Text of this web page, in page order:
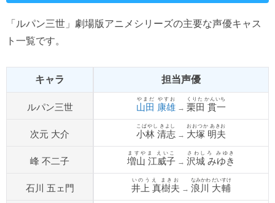
「ルパン三世」劇場版アニメシリーズの主要な声優キャス
ト一覧です。
キャラ 担当声優
ルパン三世 山田 康雄
やまだ やすお
→ 栗田 貫一
くりた かんいち
次元 大介 小林 清志
こばやし きよし
→ 大塚 明夫
おおつか あきお
峰 不二子 増山 江威子
ますやま えいこ
→ 沢城 みゆき
さわしろ みゆき
石川 五ェ門 井上 真樹夫
いのうえ まきお
→ 浪川 大輔
なみかわ だいすけ